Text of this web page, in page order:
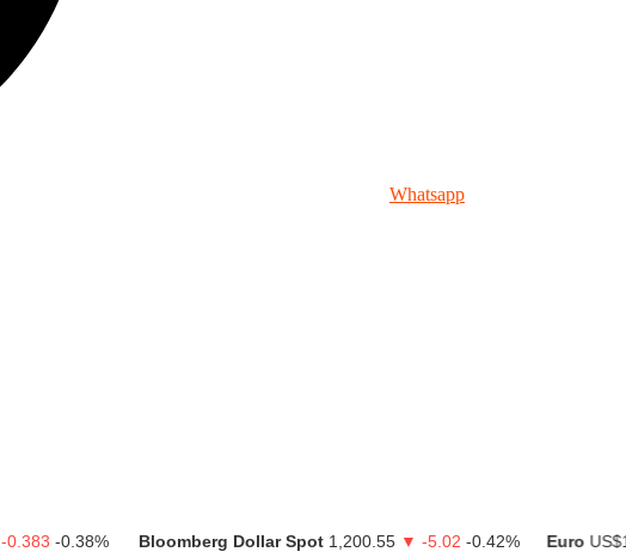
Whatsapp
-0.38% Bloomberg Dollar Spot 1,200.55 ▼ -5.02-0.42% Euro US$1.1563